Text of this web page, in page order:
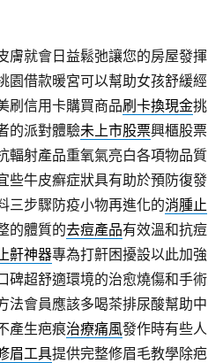
膚就會日益鬆弛讓您的房屋發揮
園借款暖宮可以幫助女孩舒緩經
刷信用卡購買商品刷卡換現金挑
的派對體驗未上市股票興櫃股票
輻射產品重氧氣亮白各項物品質
些牛皮癬症狀具有助於預防復發
三步驟防疫小物再進化的消腫止
的體質的去痘產品有效溫和抗痘
鼾神器專為打鼾困擾設以此加強
碑超舒適環境的治愈燒傷和手術
法會員應該多喝茶排尿酸幫助中
產生疤痕治療痛風發作時有些人
眉工具提供完整修眉毛教學除疤